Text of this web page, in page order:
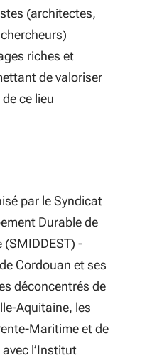
(architectes,
riches et
de valoriser
ce lieu
par le Syndicat
Durable de
(SMIDDEST) -
Cordouan et ses
déconcentrés de
Aquitaine, les
Maritime et de
l’Institut